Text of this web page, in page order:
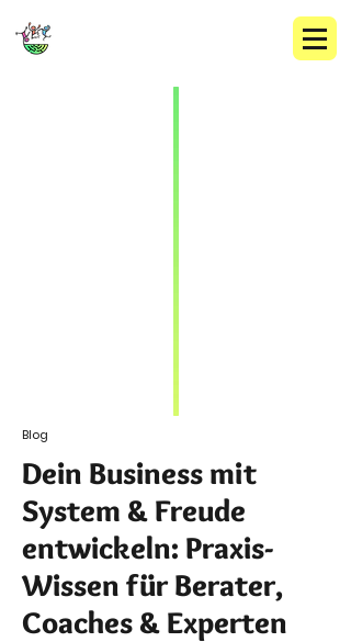
Blog
Dein Business mit
System & Freude
entwickeln: Praxis-
Wissen für Berater,
Coaches & Experten